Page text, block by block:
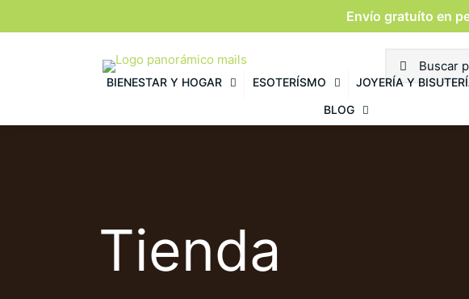
Envío gratuíto en
BIENESTAR Y HOGAR ESOTERÍSMO JOYERÍA Y
BLOG
Tienda